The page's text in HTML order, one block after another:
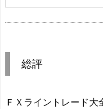
総評
ＦＸライントレード